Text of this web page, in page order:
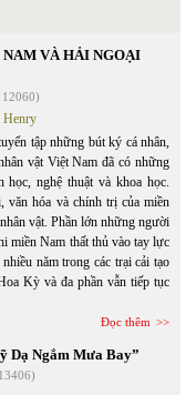
VÀ HẢI NGOẠI
Henry
tập những bút ký cá nhân,
vật Việt Nam đã có những
học, nghệ thuật và khoa học.
hóa và chính trị của miền
vật. Phần lớn những người
miền Nam thất thủ vào tay lực
năm trong các trại cải tạo
Kỳ và đa phần vẫn tiếp tục
Đọc thêm
Dạ Ngắm Mưa Bay”